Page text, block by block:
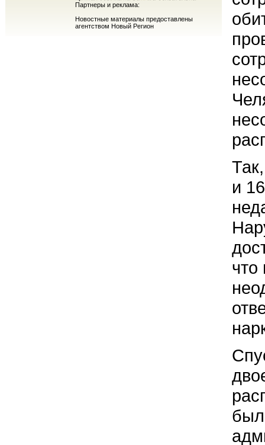
Партнеры и реклама:
Новостные материалы предоставлены
агентством Новый Регион
и